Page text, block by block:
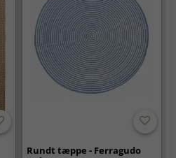
Rundt tæppe - Ferragudo